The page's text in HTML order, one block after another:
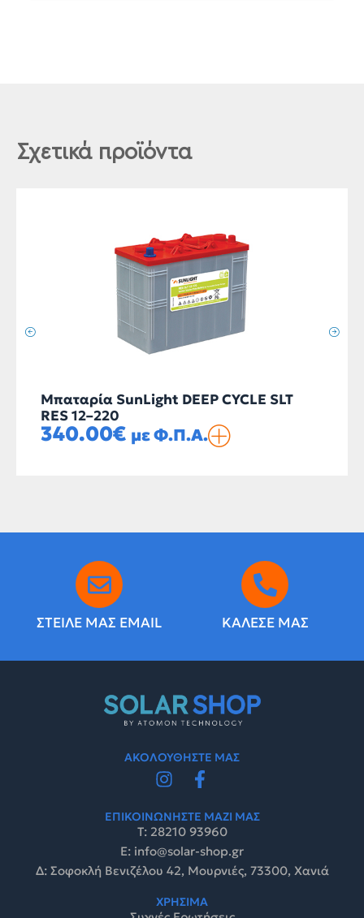
Σχετικά προϊόντα
Μπαταρία SunLight DEEP CYCLE SLT
RES 12–220
340.00€ με Φ.Π.Α.
ΣΤΕΙΛΕ ΜΑΣ EMAIL ΚΑΛΕΣΕ ΜΑΣ
ΑΚΟΛΟΥΘΗΣΤΕ ΜΑΣ
ΕΠΙΚΟΙΝΩΝΗΣΤΕ ΜΑΖΙ ΜΑΣ
Τ: 28210 93960
E: info@solar-shop.gr
Δ: Σοφοκλή Βενιζέλου 42, Μουρνιές, 73300, Χανιά
ΧΡΗΣΙΜΑ